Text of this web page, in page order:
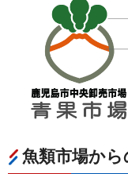
魚類市場か